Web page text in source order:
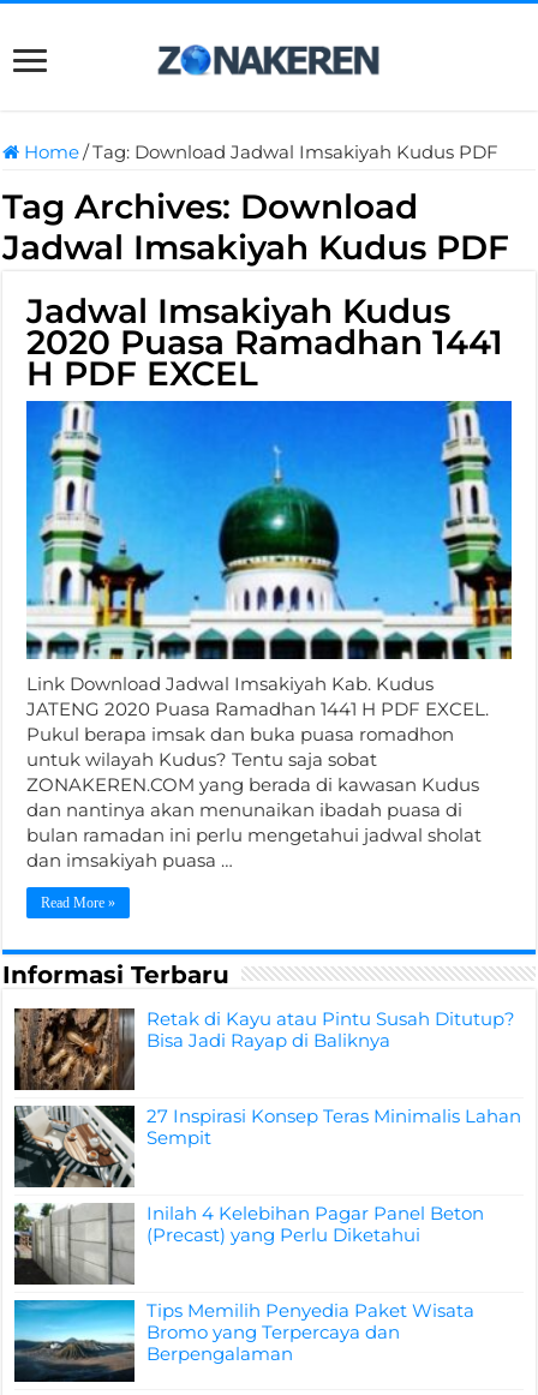
Home/Tag: Download Jadwal Imsakiyah Kudus PDF
Tag Archives: Download
Jadwal Imsakiyah Kudus PDF
Jadwal Imsakiyah Kudus
2020 Puasa Ramadhan 1441
H PDF EXCEL
Link Download Jadwal Imsakiyah Kab. Kudus
JATENG 2020 Puasa Ramadhan 1441 H PDF EXCEL.
Pukul berapa imsak dan buka puasa romadhon
untuk wilayah Kudus? Tentu saja sobat
ZONAKEREN.COM yang berada di kawasan Kudus
dan nantinya akan menunaikan ibadah puasa di
bulan ramadan ini perlu mengetahui jadwal sholat
dan imsakiyah puasa …
Read More »
Informasi Terbaru
Retak di Kayu atau Pintu Susah Ditutup?
Bisa Jadi Rayap di Baliknya
27 Inspirasi Konsep Teras Minimalis Lahan
Sempit
Inilah 4 Kelebihan Pagar Panel Beton
(Precast) yang Perlu Diketahui
Tips Memilih Penyedia Paket Wisata
Bromo yang Terpercaya dan
Berpengalaman